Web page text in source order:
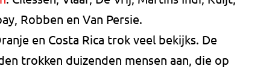
Robben en Van Persie.
en Costa Rica trok veel bekijks. De
trokken duizenden mensen aan, die op